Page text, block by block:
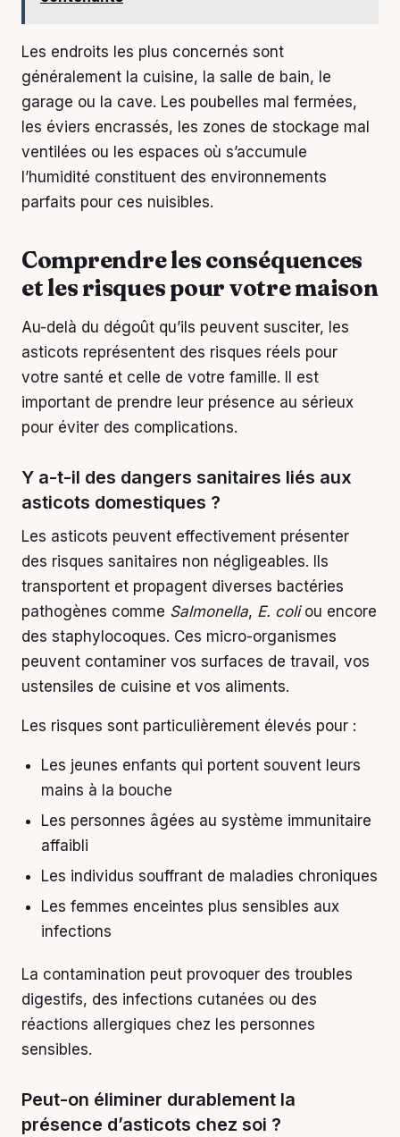
Les endroits les plus concernés sont
généralement la cuisine, la salle de bain, le
garage ou la cave. Les poubelles mal fermées,
les éviers encrassés, les zones de stockage mal
ventilées ou les espaces où s’accumule
l’humidité constituent des environnements
parfaits pour ces nuisibles.
Comprendre les conséquences
et les risques pour votre maison
Au-delà du dégoût qu’ils peuvent susciter, les
asticots représentent des risques réels pour
votre santé et celle de votre famille. Il est
important de prendre leur présence au sérieux
pour éviter des complications.
Y a-t-il des dangers sanitaires liés aux
asticots domestiques ?
Les asticots peuvent effectivement présenter
des risques sanitaires non négligeables. Ils
transportent et propagent diverses bactéries
pathogènes comme Salmonella, E. coliou encore
des staphylocoques. Ces micro-organismes
peuvent contaminer vos surfaces de travail, vos
ustensiles de cuisine et vos aliments.
Les risques sont particulièrement élevés pour :
Les jeunes enfants qui portent souvent leurs
mains à la bouche
Les personnes âgées au système immunitaire
affaibli
Les individus souffrant de maladies chroniques
Les femmes enceintes plus sensibles aux
infections
La contamination peut provoquer des troubles
digestifs, des infections cutanées ou des
réactions allergiques chez les personnes
sensibles.
Peut-on éliminer durablement la
présence d’asticots chez soi ?